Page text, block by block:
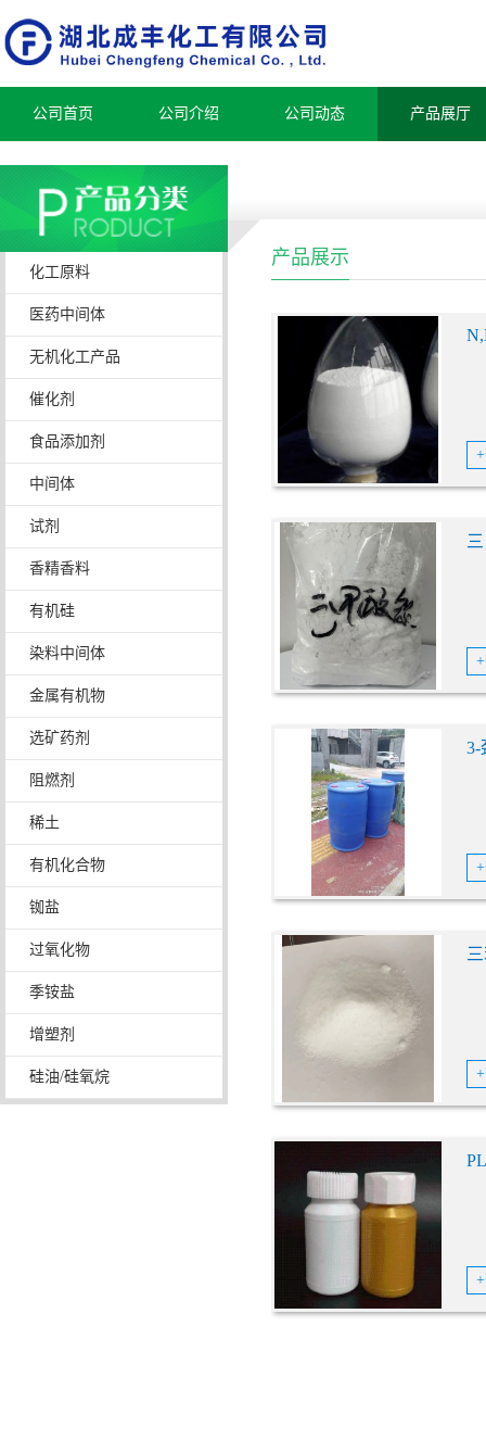
公司首页 公司介绍 公司动态 产品展厅
化工原料
医药中间体
无机化工产品
催化剂
食品添加剂
中间体
试剂
香精香料
有机硅
染料中间体
金属有机物
选矿药剂
阻燃剂
稀土
有机化合物
铷盐
过氧化物
季铵盐
增塑剂
硅油/硅氧烷
产品展示
3-